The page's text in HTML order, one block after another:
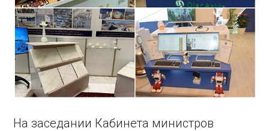
На заседании Кабинета министров